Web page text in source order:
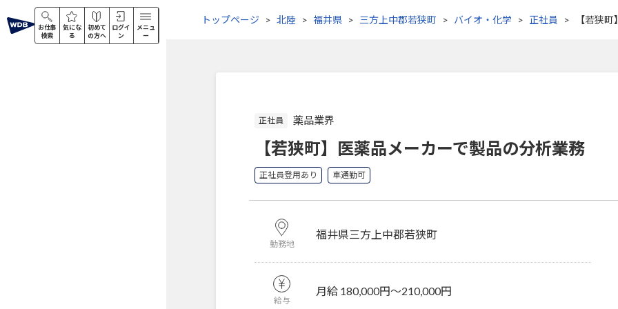
お仕事
検索
気にな
る
初めて
の方へ
ログイ
ン
メニュ
ー
トップページ 北陸 福井県 三方上中郡若狭町 バイオ・化学 正社員 【若狭
正社員 薬品業界
【若狭町】医薬品メーカーで製品の分析業務
正社員登用あり 車通勤可
勤務地
福井県三方上中郡若狭町
給与
月給 180,000円〜210,000円